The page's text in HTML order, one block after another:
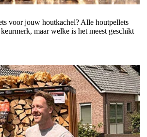
voor jouw houtkachel? Alle houtpellets
maar welke is het meest geschikt